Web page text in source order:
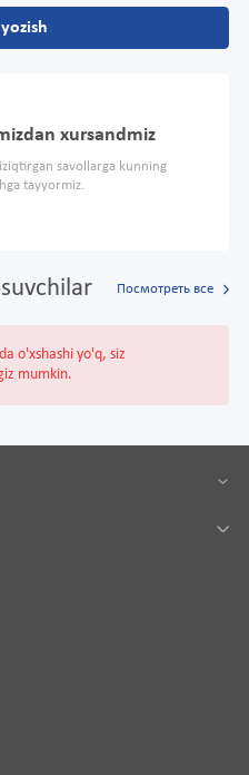
xursandmiz
savollarga kunning
tayyormiz.
Посмотреть все
o'xshashi yo'q, siz
mumkin.